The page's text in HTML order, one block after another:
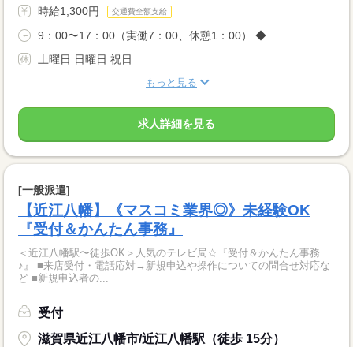
時給1,300円 交通費全額支給
9：00〜17：00（実働7：00、休憩1：00） ◆...
土曜日 日曜日 祝日
もっと見る
求人詳細を見る
[一般派遣]
【近江八幡】《マスコミ業界◎》未経験OK
『受付＆かんたん事務』
＜近江八幡駅〜徒歩OK＞人気のテレビ局☆『受付＆かんたん事務
♪』 ■来店受付・電話応対→新規申込や操作についての問合せ対応な
ど ■新規申込者の...
受付
滋賀県近江八幡市/近江八幡駅（徒歩 15分）